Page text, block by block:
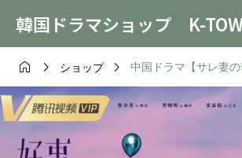
韓国ドラマショップ K-
  ショップ  中国ドラマ【サレ妻